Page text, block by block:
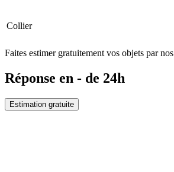
Collier
Faites estimer gratuitement vos objets par
Réponse en - de 24h
Estimation gratuite